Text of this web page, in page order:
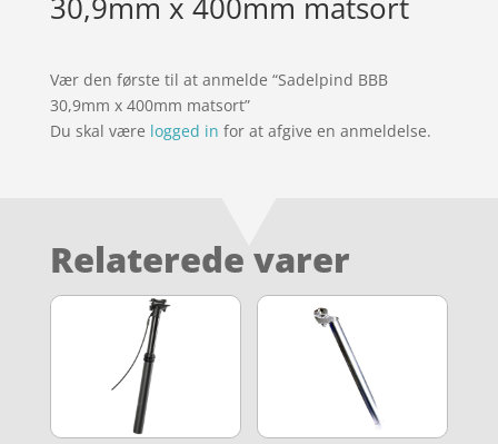
Vær den første til at anmelde “Sadelpind BBB
30,9mm x 400mm matsort”
Du skal være logged in for at afgive en anmeldelse.
Relaterede varer